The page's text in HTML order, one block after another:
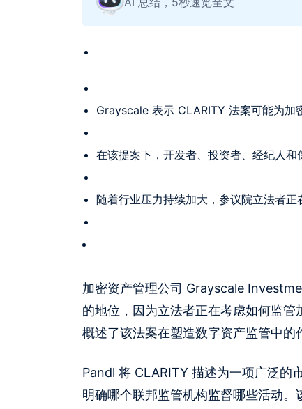
Grayscale 表示 CLARITY 法案可能为加
在该提案下，开发者、投资者、经纪人和
随着行业压力持续加大，参议院立法者正
加密资产管理公司 Grayscale
的地位，因为立法者正在考虑如何监
概述了该法案在塑造数字资产监管中的
Pandl 将 CLARITY 描述为一项广泛的
明确哪个联邦监管机构监督哪些活动